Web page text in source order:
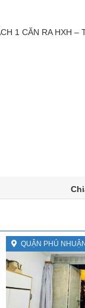
1 CĂN RA HXH –
QUẬN PHÚ